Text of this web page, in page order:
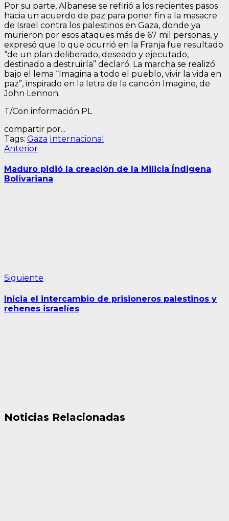
Por su parte, Albanese se refirió a los recientes pasos
hacia un acuerdo de paz para poner fin a la masacre
de Israel contra los palestinos en Gaza, donde ya
murieron por esos ataques más de 67 mil personas, y
expresó que lo que ocurrió en la Franja fue resultado
“de un plan deliberado, deseado y ejecutado,
destinado a destruirla” declaró. La marcha se realizó
bajo el lema “Imagina a todo el pueblo, vivir la vida en
paz”, inspirado en la letra de la canción Imagine, de
John Lennon.
T/Con información PL
compartir por...
Tags: Gaza Internacional
Navegación
de
entradas
AnteriorEntrada
Maduro pidió la creación de la Milicia Índigena
Bolivariana
Siguiente
Inicia el intercambio de prisioneros palestinos y
rehenes israelíes
Noticias Relacionadas